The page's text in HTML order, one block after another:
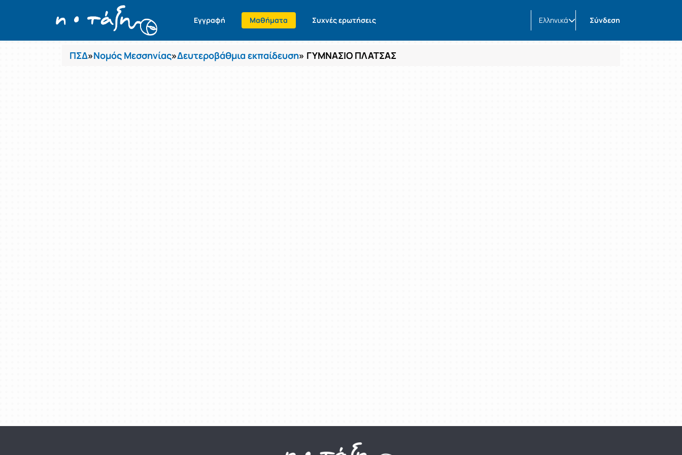
Εγγραφή Μαθήματα Συχνές ερωτήσεις Ελληνικά Σύνδεση
Μαθήματα
ΠΣΔ»Νομός Μεσσηνίας»Δευτεροβάθμια εκπαίδευση» ΓΥΜΝΑΣΙΟ ΠΛΑΤΣΑΣ